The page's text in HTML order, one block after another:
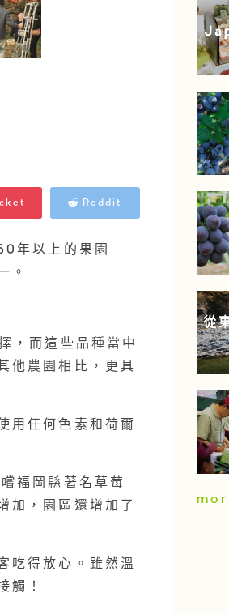
Reddit
年以上的果園
。
，而這些品種當中
他農園相比，更具
用任何色素和荷爾
福岡縣著名草莓
加，園區還增加了
吃得放心。雖然溫
觸！
從